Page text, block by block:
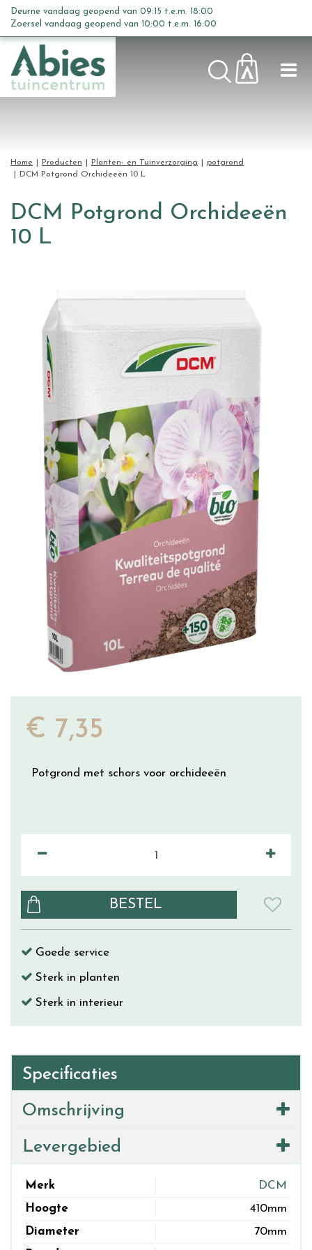
n
Home Producten Planten- en Tuinverzorging
potgrond
DCM Potgrond Orchideeën 10 L
Deurne vandaag geopend van 09:15 t.e.m. 18:00
Zoersel vandaag geopend van 10:00 t.e.m. 16:00
DCM Potgrond Orchideeën
10 L
€ 7,35
Potgrond met schors voor orchideeën
Goede service
Sterk in planten
Sterk in interieur
Specificaties
Omschrijving
Levergebied
Merk
DCM
Hoogte
410mm
Diameter
70mm